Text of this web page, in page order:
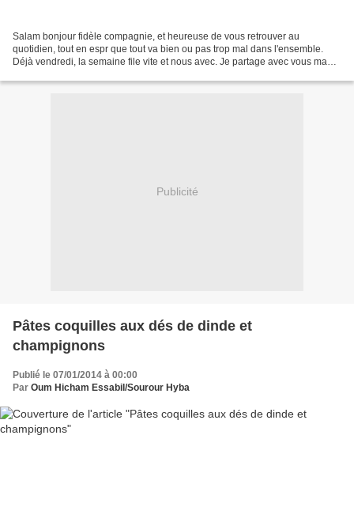
Salam bonjour fidèle compagnie, et heureuse de vous retrouver au
quotidien, tout en espr que tout va bien ou pas trop mal dans l'ensemble.
Déjà vendredi, la semaine file vite et nous avec. Je partage avec vous ma
Publicité
Pâtes coquilles aux dés de dinde et
champignons
Publié le 07/01/2014 à 00:00
Par Oum Hicham Essabil/Sourour Hyba